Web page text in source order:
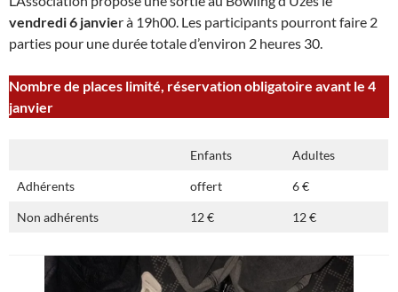
vendredi 6 janvier à 19h00. Les participants pourront faire 2
parties pour une durée totale d’environ 2 heures 30.
Nombre de places limité, réservation obligatoire avant le 4
janvier
Enfants Adultes
Adhérents offert 6 €
Non adhérents 12 € 12 €